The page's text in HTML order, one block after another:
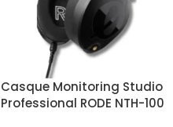
Casque Monitoring Studio
Professional RODE NTH-100